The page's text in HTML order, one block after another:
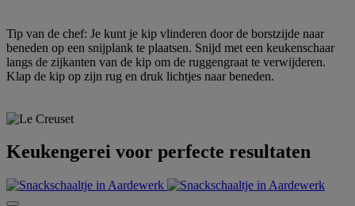
Tip van de chef: Je kunt je kip vlinderen door de borstzijde naar
beneden op een snijplank te plaatsen. Snijd met een keukenschaar
langs de zijkanten van de kip om de ruggengraat te verwijderen.
Klap de kip op zijn rug en druk lichtjes naar beneden.
Keukengerei voor perfecte resultaten